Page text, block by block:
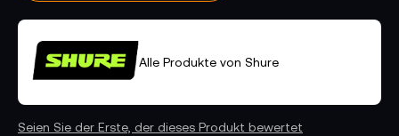
Alle Produkte von Shure
Seien Sie der Erste, der dieses Produkt bewertet